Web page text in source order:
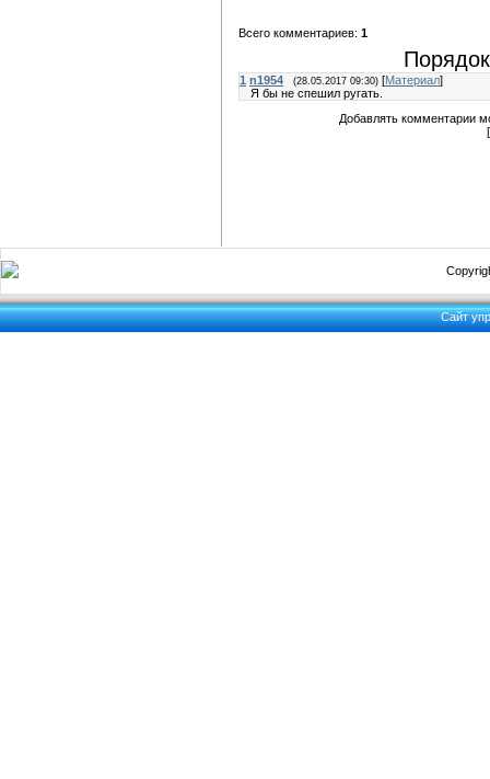
Всего комментариев: 1
1 n1954 (28.05.2017 09:30) [Материал]
Я бы не спешил ругать.
Добавлять комментарии
Сайт